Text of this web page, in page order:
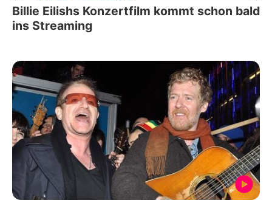
Billie Eilishs Konzertfilm kommt schon bald
ins Streaming